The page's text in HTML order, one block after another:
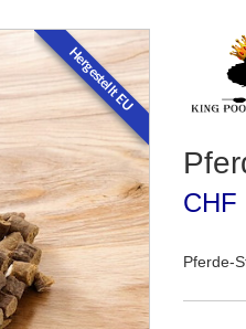
Hergestellt EU
CHF
Pferde-